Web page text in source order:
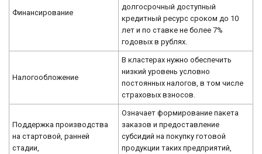
Финансирование
долгосрочный доступный
кредитный ресурс сроком до 10
лет и по ставке не более 7%
годовых в рублях.
Налогообложение
В кластерах нужно обеспечить
низкий уровень условно
постоянных налогов, в том числе
страховых взносов.
Поддержка производства
на стартовой, ранней
стадии,
Означает формирование пакета
заказов и предоставление
субсидий на покупку готовой
продукции таких предприятий,